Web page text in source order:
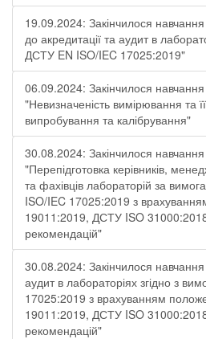
19.09.2024: Закінчилося
до акредитації та аудит в
ДСТУ EN ISO/IEC 17025:2019"
06.09.2024: Закінчилося
"Невизначеність вимірювання та
випробування та калібрування"
30.08.2024: Закінчилося
"Перепідготовка керівників,
та фахівців лабораторій за
ISO/IEC 17025:2019 з
19011:2019, ДСТУ ISO
рекомендацій"
30.08.2024: Закінчилося
аудит в лабораторіях згідно з
17025:2019 з врахуванням
19011:2019, ДСТУ ISO
рекомендацій"